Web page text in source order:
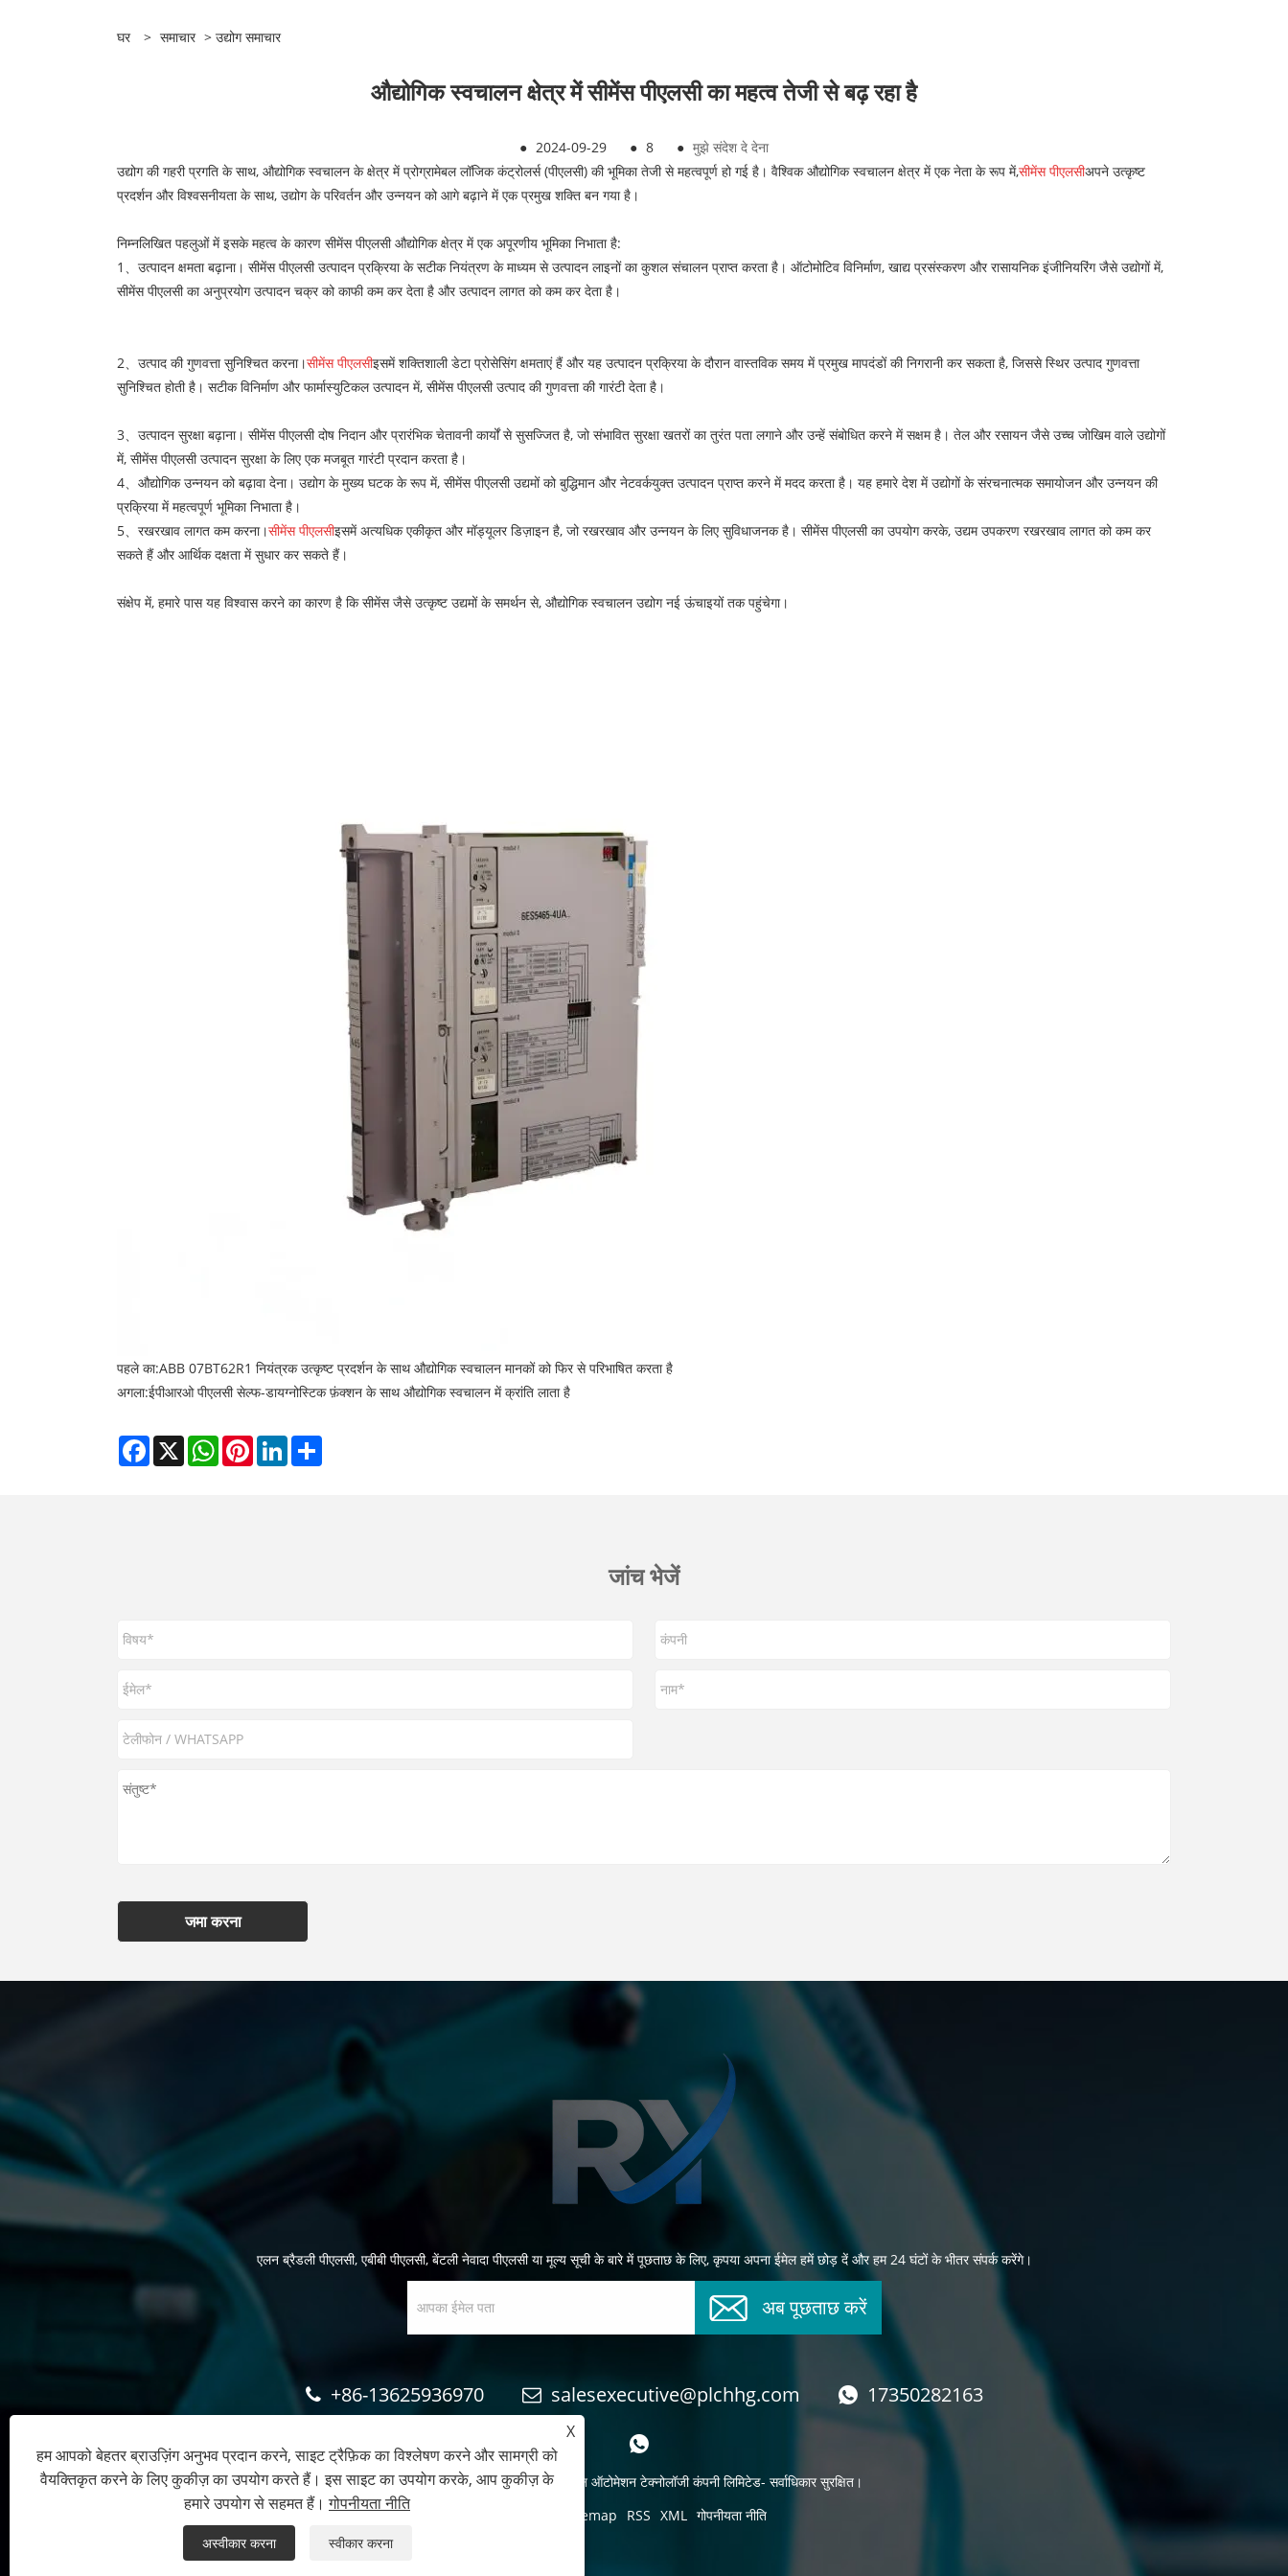
घर > समाचार > उद्योग समाचार
औद्योगिक स्वचालन क्षेत्र में सीमेंस पीएलसी का महत्व तेजी से बढ़ रहा है
● 2024-09-29 ● 8 ● मुझे संदेश दे देना
उद्योग की गहरी प्रगति के साथ, औद्योगिक स्वचालन के क्षेत्र में प्रोग्रामेबल लॉजिक कंट्रोलर्स (पीएलसी) की भूमिका तेजी से महत्वपूर्ण हो गई है। वैश्विक औद्योगिक स्वचालन क्षेत्र में एक नेता के रूप में,सीमेंस पीएलसीअपने उत्कृष्ट
प्रदर्शन और विश्वसनीयता के साथ, उद्योग के परिवर्तन और उन्नयन को आगे बढ़ाने में एक प्रमुख शक्ति बन गया है।
निम्नलिखित पहलुओं में इसके महत्व के कारण सीमेंस पीएलसी औद्योगिक क्षेत्र में एक अपूरणीय भूमिका निभाता है:
1、उत्पादन क्षमता बढ़ाना। सीमेंस पीएलसी उत्पादन प्रक्रिया के सटीक नियंत्रण के माध्यम से उत्पादन लाइनों का कुशल संचालन प्राप्त करता है। ऑटोमोटिव विनिर्माण, खाद्य प्रसंस्करण और रासायनिक इंजीनियरिंग जैसे उद्योगों में,
सीमेंस पीएलसी का अनुप्रयोग उत्पादन चक्र को काफी कम कर देता है और उत्पादन लागत को कम कर देता है।
2、उत्पाद की गुणवत्ता सुनिश्चित करना।सीमेंस पीएलसीइसमें शक्तिशाली डेटा प्रोसेसिंग क्षमताएं हैं और यह उत्पादन प्रक्रिया के दौरान वास्तविक समय में प्रमुख मापदंडों की निगरानी कर सकता है, जिससे स्थिर उत्पाद गुणवत्ता
सुनिश्चित होती है। सटीक विनिर्माण और फार्मास्युटिकल उत्पादन में, सीमेंस पीएलसी उत्पाद की गुणवत्ता की गारंटी देता है।
3、उत्पादन सुरक्षा बढ़ाना। सीमेंस पीएलसी दोष निदान और प्रारंभिक चेतावनी कार्यों से सुसज्जित है, जो संभावित सुरक्षा खतरों का तुरंत पता लगाने और उन्हें संबोधित करने में सक्षम है। तेल और रसायन जैसे उच्च जोखिम वाले उद्योगों
में, सीमेंस पीएलसी उत्पादन सुरक्षा के लिए एक मजबूत गारंटी प्रदान करता है।
4、औद्योगिक उन्नयन को बढ़ावा देना। उद्योग के मुख्य घटक के रूप में, सीमेंस पीएलसी उद्यमों को बुद्धिमान और नेटवर्कयुक्त उत्पादन प्राप्त करने में मदद करता है। यह हमारे देश में उद्योगों के संरचनात्मक समायोजन और उन्नयन की
प्रक्रिया में महत्वपूर्ण भूमिका निभाता है।
5、रखरखाव लागत कम करना।सीमेंस पीएलसीइसमें अत्यधिक एकीकृत और मॉड्यूलर डिज़ाइन है, जो रखरखाव और उन्नयन के लिए सुविधाजनक है। सीमेंस पीएलसी का उपयोग करके, उद्यम उपकरण रखरखाव लागत को कम कर
सकते हैं और आर्थिक दक्षता में सुधार कर सकते हैं।
संक्षेप में, हमारे पास यह विश्वास करने का कारण है कि सीमेंस जैसे उत्कृष्ट उद्यमों के समर्थन से, औद्योगिक स्वचालन उद्योग नई ऊंचाइयों तक पहुंचेगा।
पहले का:ABB 07BT62R1 नियंत्रक उत्कृष्ट प्रदर्शन के साथ औद्योगिक स्वचालन मानकों को फिर से परिभाषित करता है
अगला:ईपीआरओ पीएलसी सेल्फ-डायग्नोस्टिक फ़ंक्शन के साथ औद्योगिक स्वचालन में क्रांति लाता है
Facebook
X WhatsAppPinterestLinkedIn
जांच भेजें
जमा करना
एलन ब्रैडली पीएलसी, एबीबी पीएलसी, बेंटली नेवादा पीएलसी या मूल्य सूची के बारे में पूछताछ के लिए, कृपया अपना ईमेल हमें छोड़ दें और हम 24 घंटों के भीतर संपर्क करेंगे।
अब पूछताछ करें
+86-13625936970 salesexecutive@plchhg.com 17350282163
कॉपीराइट © 2024झांगझोउ रेयॉन ऑटोमेशन टेक्नोलॉजी कंपनी लिमिटेड- सर्वाधिकार सुरक्षित।
Sitemap RSS XML गोपनीयता नीति
X
हम आपको बेहतर ब्राउज़िंग अनुभव प्रदान करने, साइट ट्रैफ़िक का विश्लेषण करने और सामग्री को
वैयक्तिकृत करने के लिए कुकीज़ का उपयोग करते हैं। इस साइट का उपयोग करके, आप कुकीज़ के
हमारे उपयोग से सहमत हैं।गोपनीयता नीति
अस्वीकार करना स्वीकार करना